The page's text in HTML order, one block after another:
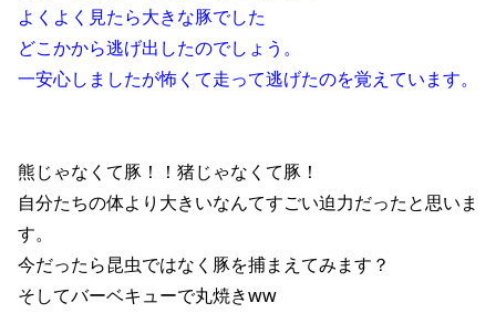
よくよく見たら大きな豚でした
どこかから逃げ出したのでしょう。
一安心しましたが怖くて走って逃げたのを覚えています。
熊じゃなくて豚！！猪じゃなくて豚！
自分たちの体より大きいなんてすごい迫力だったと思いま
す。
今だったら昆虫ではなく豚を捕まえてみます？
そしてバーベキューで丸焼きww